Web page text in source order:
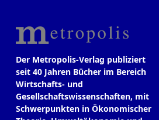
Der Metropolis-Verlag publiziert
seit 40 Jahren Bücher im Bereich
Wirtschafts- und
Gesellschaftswissenschaften, mit
Schwerpunkten in Ökonomischer